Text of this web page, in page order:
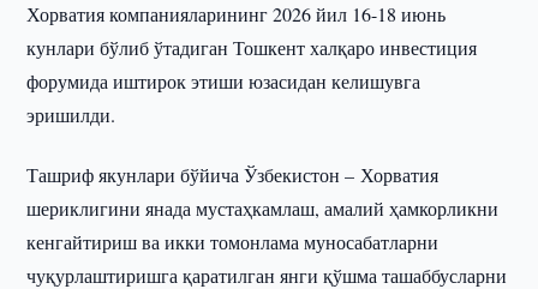
Хорватия компанияларининг 2026 йил 16-18 июнь
кунлари бўлиб ўтадиган Тошкент халқаро инвестиция
форумида иштирок этиши юзасидан келишувга
эришилди.
Ташриф якунлари бўйича Ўзбекистон – Хорватия
шериклигини янада мустаҳкамлаш, амалий ҳамкорликни
кенгайтириш ва икки томонлама муносабатларни
чуқурлаштиришга қаратилган янги қўшма ташаббусларни